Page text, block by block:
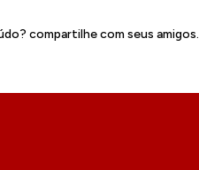
compartilhe com seus amigos.